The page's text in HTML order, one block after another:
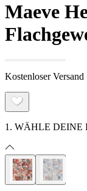
Maeve
Kostenloser
1. WÄHLE DEINE